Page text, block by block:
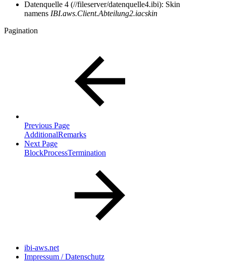
Datenquelle 4 (//fileserver/datenquelle4.ibi): Skin
namens IBI.aws.Client.Abteilung2.iacskin
Pagination
Previous Page
AdditionalRemarks
Next Page
BlockProcessTermination
ibi-aws.net
Impressum / Datenschutz